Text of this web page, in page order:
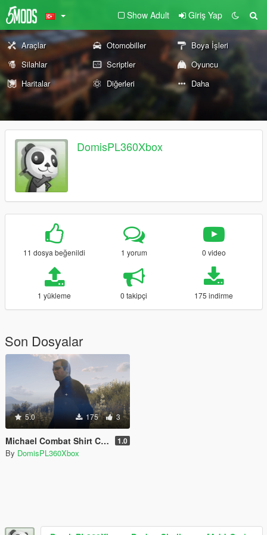
Show Adult Giriş Yap
Araçlar Otomobiller
Boya İşleri
Silahlar
Scriptler
Oyuncu
Haritalar
Diğerleri Daha
DomisPL360Xbox
11 dosya beğenildi 1 yorum 0 video
1 yükleme 0 takipçi 175 indirme
Son Dosyalar
5.0 175 3
Michael Combat Shirt Camo Retexture 1.0
By DomisPL360Xbox